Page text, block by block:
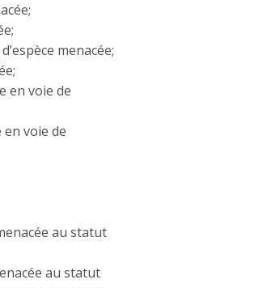
menacée;
en voie de
en voie de
au statut
au statut